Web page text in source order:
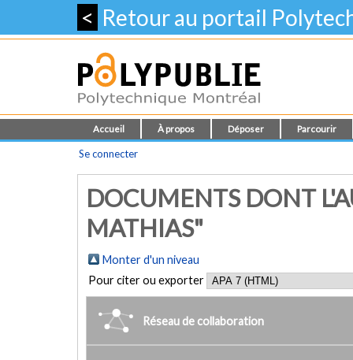
< Retour au portail
Accueil À propos Déposer Parcourir
Se connecter
DOCUMENTS DONT
MATHIAS"
Monter d'un niveau
Pour citer ou exporter
Réseau de collaboration